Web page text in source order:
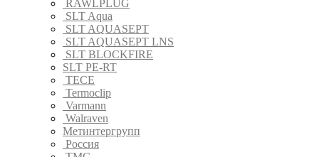
RAWLPLUG
SLT Aqua
SLT AQUASEPT
SLT AQUASEPT LNS
SLT BLOCKFIRE
SLT PE-RT
TECE
Termoclip
Varmann
Walraven
Метинтергрупп
Россия